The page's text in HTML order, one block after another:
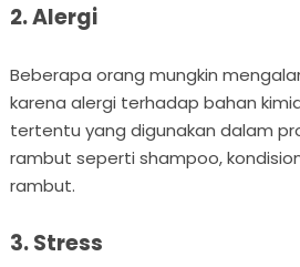
2. Alergi
Beberapa orang mungkin
karena alergi terhadap bahan
tertentu yang digunakan dalam
rambut seperti shampoo,
rambut.
3. Stress